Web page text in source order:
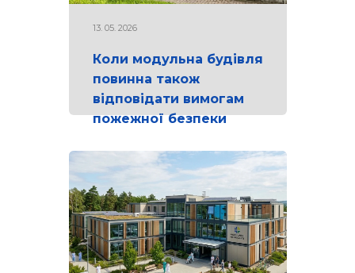
13. 05. 2026
Коли модульна будівля
повинна також
відповідати вимогам
пожежної безпеки